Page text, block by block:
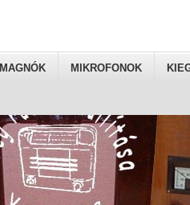
MAGNÓK MIKROFONOK